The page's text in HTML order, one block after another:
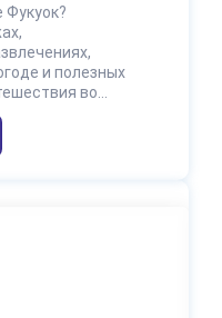
Фукуок?
и полезных
во